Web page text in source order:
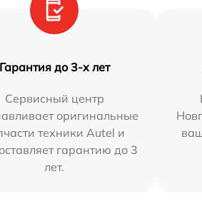
Гарантия до 3-х лет
Сервисный центр
оригинальные
техники Autel и
гарантию до 3
лет.